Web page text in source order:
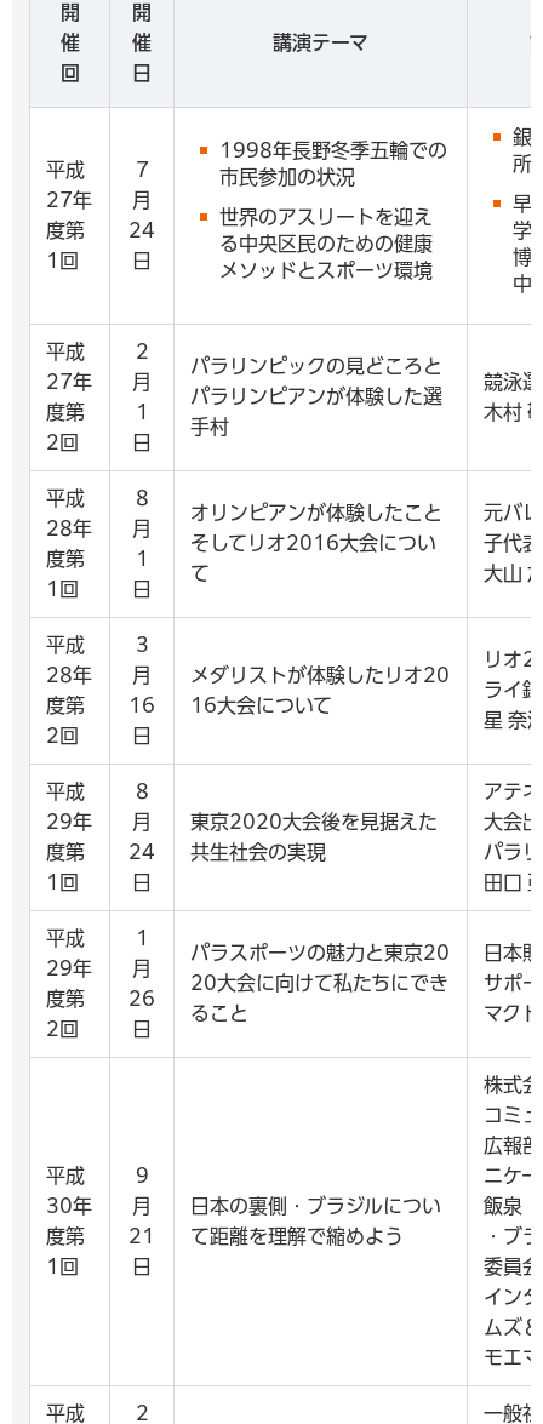
開
催
回
開
催
日
講演テーマ
平成
27年
度第
1回
7
月
24
日
1998年長野冬季五輪での
市民参加の状況
世界のアスリートを迎え
る中央区民のための健康
メソッドとスポーツ環境
銀
所
早
学
博
中
平成
27年
度第
2回
2
月
1
日
パラリンピックの見どころと
パラリンピアンが体験した選
手村
競泳
木村
平成
28年
度第
1回
8
月
1
日
オリンピアンが体験したこと
そしてリオ2016大会につい
て
元バ
子代
大山
平成
28年
度第
2回
3
月
16
日
メダリストが体験したリオ20
16大会について
リオ
ライ
星 奈
平成
29年
度第
1回
8
月
24
日
東京2020大会後を見据えた
共生社会の実現
アテ
大会
パラ
田口
平成
29年
度第
2回
1
月
26
日
パラスポーツの魅力と東京20
20大会に向けて私たちにでき
ること
日本
サポ
マク
平成
30年
度第
1回
9
月
21
日
日本の裏側・ブラジルについ
て距離を理解で縮めよう
株式
コミ
広報
ニケ
飯泉
・ブ
委員会
イン
ムズ
モエ
平成
2
一般